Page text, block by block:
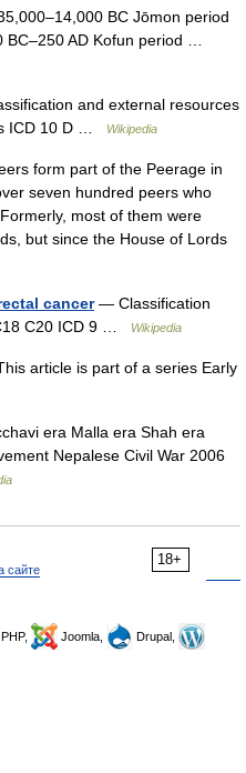
BC Jōmon period
BC–250 AD Kofun period …
and external resources
ICD 10 D …
Wikipedia
form part of the Peerage in
seven hundred peers who
most of them were
but since the House of Lords
cancer— Classification
C20 ICD 9 …
Wikipedia
article is part of a series Early
era Malla era Shah era
Nepalese Civil War 2006
18+
сайте
Joomla,
Drupal,